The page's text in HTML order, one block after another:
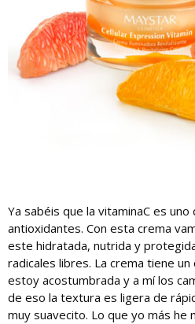
Ya sabéis que la vitaminaC es
antioxidantes. Con esta crema
este hidratada, nutrida y
radicales libres. La crema tiene
estoy acostumbrada y a mí los
de eso la textura es ligera de
muy suavecito. Lo que yo más he